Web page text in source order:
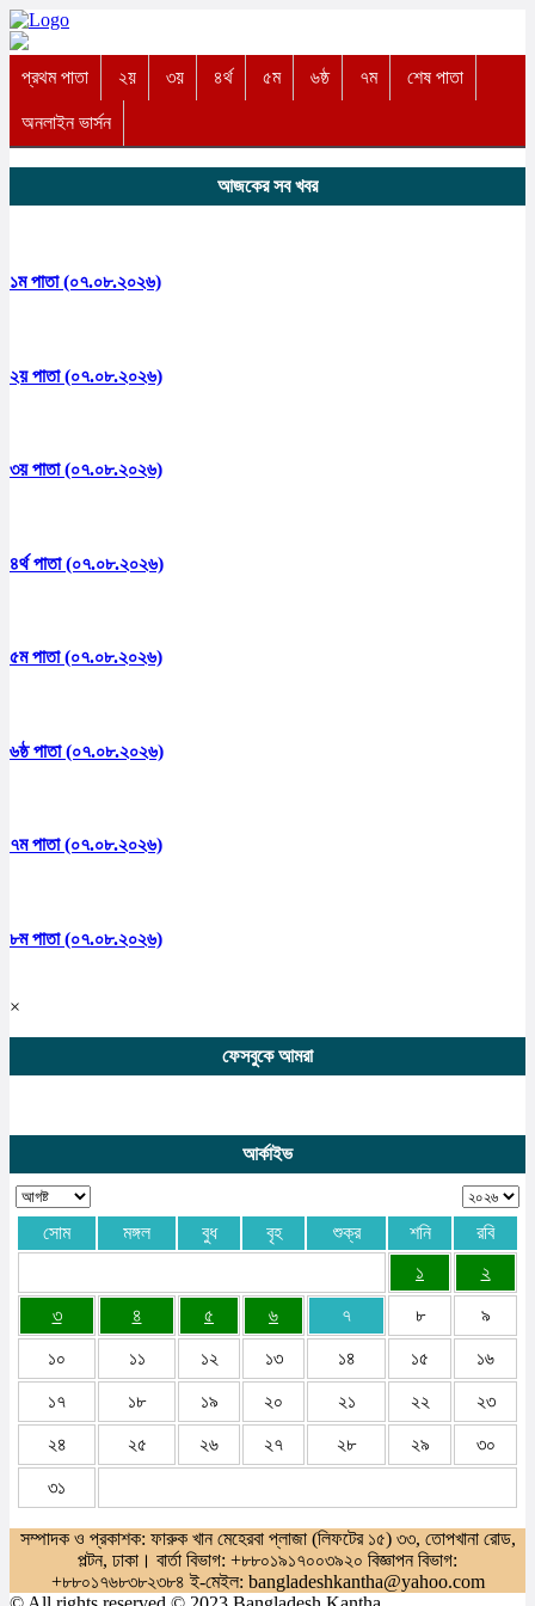
প্রথম পাতা ২য় ৩য় ৪র্থ ৫ম ৬ষ্ঠ ৭ম শেষ পাতা
অনলাইন ভার্সন
আজকের সব খবর
১ম পাতা (০৭.০৮.২০২৬)
২য় পাতা (০৭.০৮.২০২৬)
৩য় পাতা (০৭.০৮.২০২৬)
৪র্থ পাতা (০৭.০৮.২০২৬)
৫ম পাতা (০৭.০৮.২০২৬)
৬ষ্ঠ পাতা (০৭.০৮.২০২৬)
৭ম পাতা (০৭.০৮.২০২৬)
৮ম পাতা (০৭.০৮.২০২৬)
×
ফেসবুকে আমরা
আর্কাইভ
সোম মঙ্গল বুধ বৃহ শুক্র শনি
রবি
১
২
৩ ৪ ৫ ৬ ৭ ৮ ৯
১০ ১১ ১২ ১৩ ১৪ ১৫ ১৬
১৭ ১৮ ১৯ ২০ ২১ ২২ ২৩
২৪ ২৫ ২৬ ২৭ ২৮ ২৯ ৩০
৩১
সম্পাদক ও প্রকাশক: ফারুক খান মেহেরবা প্লাজা (লিফটের ১৫) ৩৩, তোপখানা রোড,
পল্টন, ঢাকা। বার্তা বিভাগ: +৮৮০১৯১৭০০৩৯২০ বিজ্ঞাপন বিভাগ:
+৮৮০১৭৬৮৩৮২৩৮৪ ই-মেইল: bangladeshkantha@yahoo.com